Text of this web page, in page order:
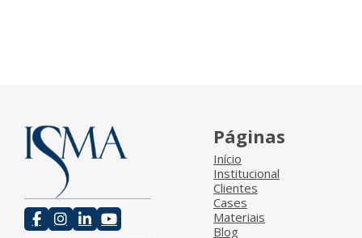
Páginas
Início
Institucional
Clientes
Cases
Materiais
Blog